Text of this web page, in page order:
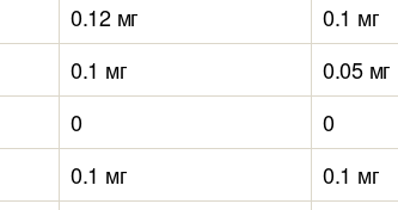
0.12 мг
0.1 мг
0.1 мг
0.05 мг
0
0
0.1 мг
0.1 мг